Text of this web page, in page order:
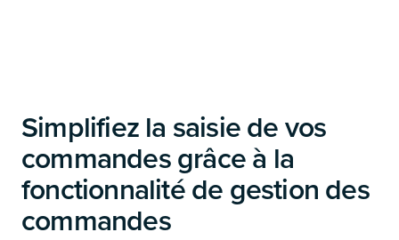
Simplifiez la saisie de vos
commandes grâce à la
fonctionnalité de gestion des
commandes